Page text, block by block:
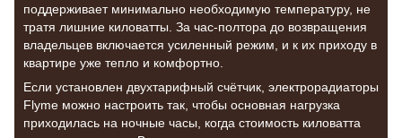
поддерживает минимально необходимую температуру, не
тратя лишние киловатты. За час-полтора до возвращения
владельцев включается усиленный режим, и к их приходу в
квартире уже тепло и комфортно.
Если установлен двухтарифный счётчик, электрорадиаторы
Flyme можно настроить так, чтобы основная нагрузка
приходилась на ночные часы, когда стоимость киловатта